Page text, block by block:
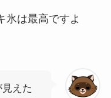
氷は最高ですよ
えた